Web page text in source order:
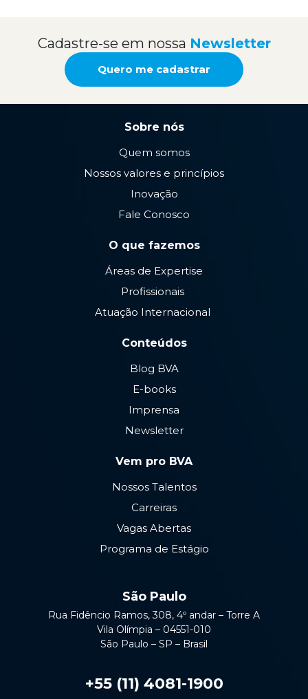
Cadastre-se em nossa Newsletter
Quero me cadastrar
Sobre nós
Quem somos
Nossos valores e princípios
Inovação
Fale Conosco
O que fazemos
Áreas de Expertise
Profissionais
Atuação Internacional
Conteúdos
Blog BVA
E-books
Imprensa
Newsletter
Vem pro BVA
Nossos Talentos
Carreiras
Vagas Abertas
Programa de Estágio
São Paulo
Rua Fidêncio Ramos, 308, 4º andar – Torre A
Vila Olímpia – 04551-010
São Paulo – SP – Brasil
+55 (11) 4081-1900